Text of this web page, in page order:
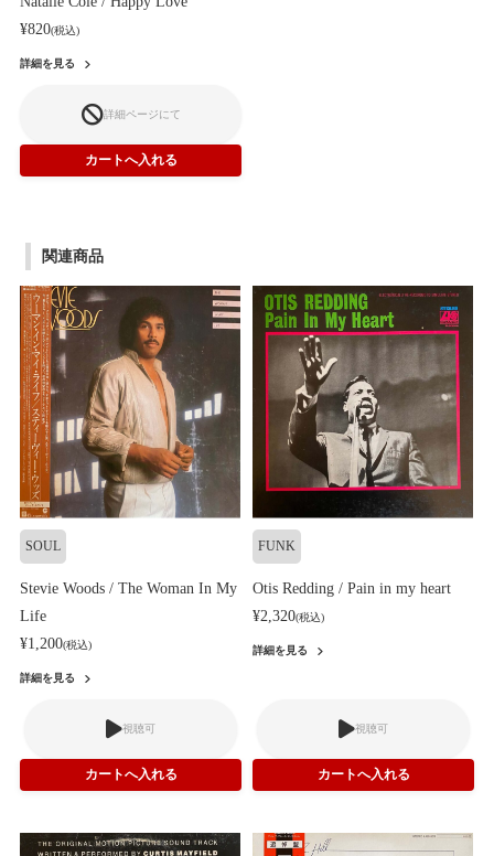
¥820(税込)
詳細を見る
詳細ページにて
関連商品
SOUL
Stevie Woods / The Woman In My
Life
¥1,200(税込)
詳細を見る
視聴可
FUNK
Otis Redding / Pain in my heart
¥2,320(税込)
詳細を見る
視聴可